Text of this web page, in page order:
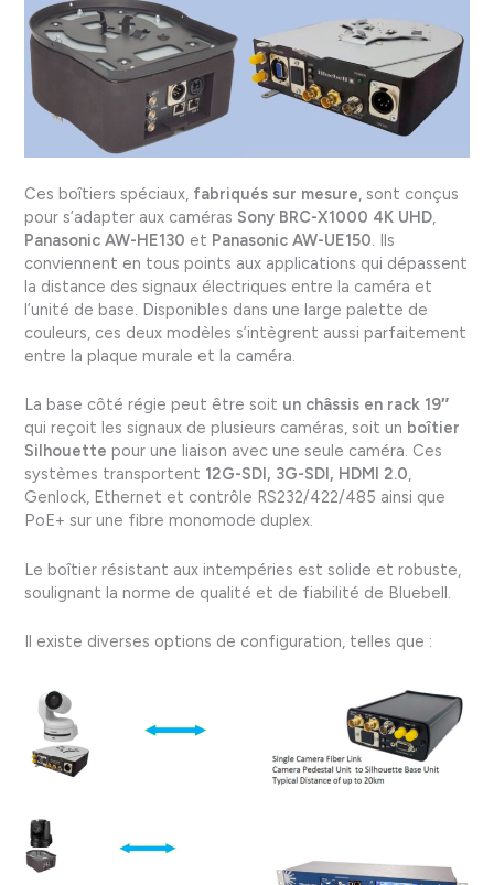
Ces boîtiers spéciaux, fabriqués sur mesure, sont conçus
pour s’adapter aux caméras Sony BRC-X1000 4K UHD,
Panasonic AW-HE130 et Panasonic AW-UE150. Ils
conviennent en tous points aux applications qui dépassent
la distance des signaux électriques entre la caméra et
l’unité de base. Disponibles dans une large palette de
couleurs, ces deux modèles s’intègrent aussi parfaitement
entre la plaque murale et la caméra.
La base côté régie peut être soit un châssis en rack 19″
qui reçoit les signaux de plusieurs caméras, soit un boîtier
Silhouette pour une liaison avec une seule caméra. Ces
systèmes transportent 12G-SDI, 3G-SDI, HDMI 2.0,
Genlock, Ethernet et contrôle RS232/422/485 ainsi que
PoE+ sur une fibre monomode duplex.
Le boîtier résistant aux intempéries est solide et robuste,
soulignant la norme de qualité et de fiabilité de Bluebell.
Il existe diverses options de configuration, telles que :